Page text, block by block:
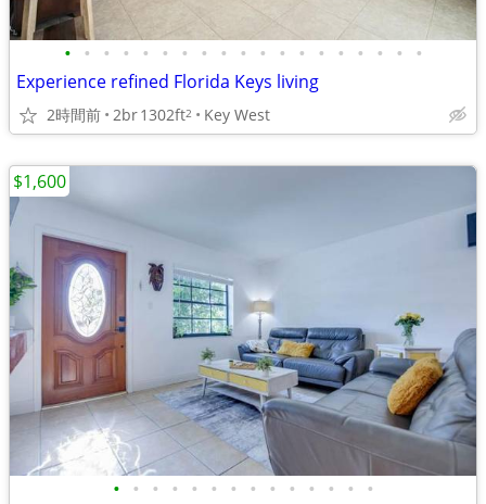
• • • • • • • • • • • • • • • • • • •
Experience refined Florida Keys living
2時間前 2br1302ft2 Key West
• • • • • • • • • • • • • •
$1,600